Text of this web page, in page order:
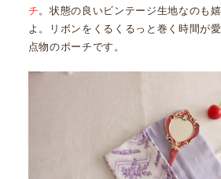
チ。状態の良いビンテージ生地なのも
よ。リボンをくるくるっと巻く時間が
点物のポーチです。